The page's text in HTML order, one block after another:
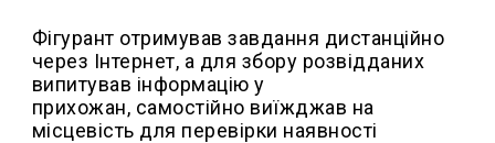
Фігурант отримував завдання дистанційно
через Інтернет, а для збору розвідданих
випитував інформацію у
прихожан, самостійно виїжджав на
місцевість для перевірки наявності